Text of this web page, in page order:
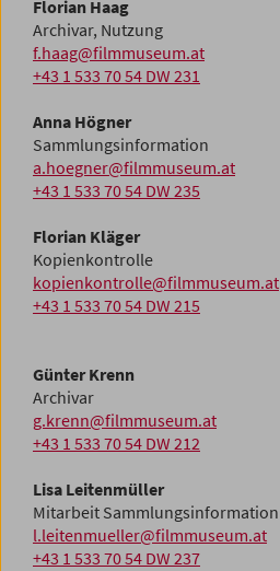
Florian Haag
Archivar, Nutzung
f.haag@filmmuseum.at
+43 1 533 70 54 DW 231
Anna Högner
Sammlungsinformation
a.hoegner@filmmuseum.at
+43 1 533 70 54 DW 235
Florian Kläger
Kopienkontrolle
kopienkontrolle@filmmuseum.at
+43 1 533 70 54 DW 215
Günter Krenn
Archivar
g.krenn@filmmuseum.at
+43 1 533 70 54 DW 212
Lisa Leitenmüller
Mitarbeit Sammlungsinformation
l.leitenmueller@filmmuseum.at
+43 1 533 70 54 DW 237